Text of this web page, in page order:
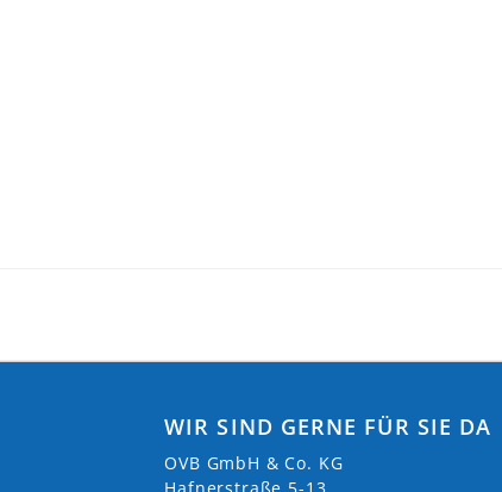
WIR SIND GERNE FÜR SIE DA
OVB GmbH & Co. KG